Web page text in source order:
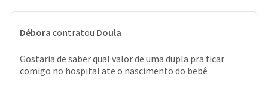
Débora contratou Doula
Gostaria de saber qual valor de uma dupla pra ficar
comigo no hospital ate o nascimento do bebê